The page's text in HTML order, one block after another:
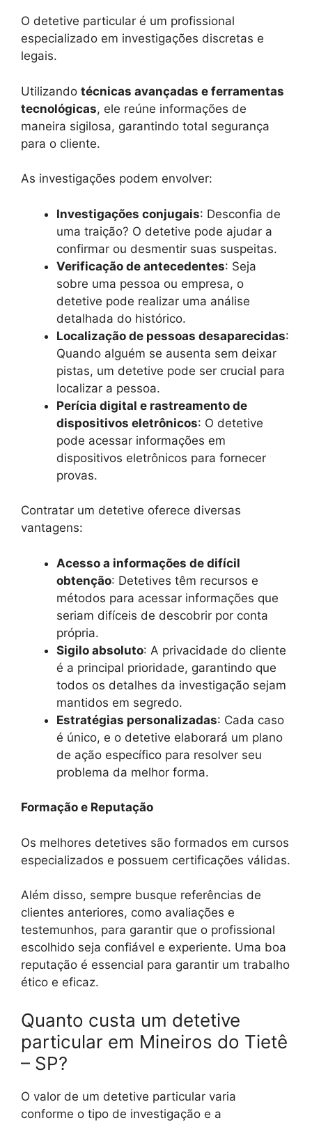
O detetive particular é um profissional
especializado em investigações discretas e
legais.
Utilizando técnicas avançadas e ferramentas
tecnológicas, ele reúne informações de
maneira sigilosa, garantindo total segurança
para o cliente.
As investigações podem envolver:
Investigações conjugais: Desconfia de
uma traição? O detetive pode ajudar a
confirmar ou desmentir suas suspeitas.
Verificação de antecedentes: Seja
sobre uma pessoa ou empresa, o
detetive pode realizar uma análise
detalhada do histórico.
Localização de pessoas desaparecidas:
Quando alguém se ausenta sem deixar
pistas, um detetive pode ser crucial para
localizar a pessoa.
Perícia digital e rastreamento de
dispositivos eletrônicos: O detetive
pode acessar informações em
dispositivos eletrônicos para fornecer
provas.
Contratar um detetive oferece diversas
vantagens:
Acesso a informações de difícil
obtenção: Detetives têm recursos e
métodos para acessar informações que
seriam difíceis de descobrir por conta
própria.
Sigilo absoluto: A privacidade do cliente
é a principal prioridade, garantindo que
todos os detalhes da investigação sejam
mantidos em segredo.
Estratégias personalizadas: Cada caso
é único, e o detetive elaborará um plano
de ação específico para resolver seu
problema da melhor forma.
Formação e Reputação
Os melhores detetives são formados em cursos
especializados e possuem certificações válidas.
Além disso, sempre busque referências de
clientes anteriores, como avaliações e
testemunhos, para garantir que o profissional
escolhido seja confiável e experiente. Uma boa
reputação é essencial para garantir um trabalho
ético e eficaz.
Quanto custa um detetive
particular em Mineiros do Tietê
– SP?
O valor de um detetive particular varia
conforme o tipo de investigação e a